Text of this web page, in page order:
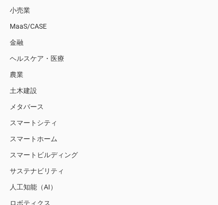
小売業
MaaS/CASE
金融
ヘルスケア・医療
農業
土木建設
メタバース
スマートシティ
スマートホーム
スマートビルディング
サステナビリティ
人工知能（AI）
ロボティクス